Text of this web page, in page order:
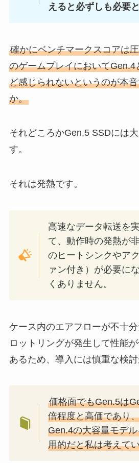
えると必ずしも必要
確かにベンチマークスコアは
のゲームプレイにおいて
ど感じられないというのが本
か。
それどころかGen.5 SSDには
す。
それは発熱です。
高速なデータ転送を
て、動作時の発熱が
のヒートシンクやア
ァン付き）が必要に
くありません。
ケース内のエアフローが不十
ロットリングが発生して性能
あるため、導入には慎重な検討
価格面でもGen.5は
倍程度と高価であり
Gen.4の大容量モデ
用的だと私は考えて